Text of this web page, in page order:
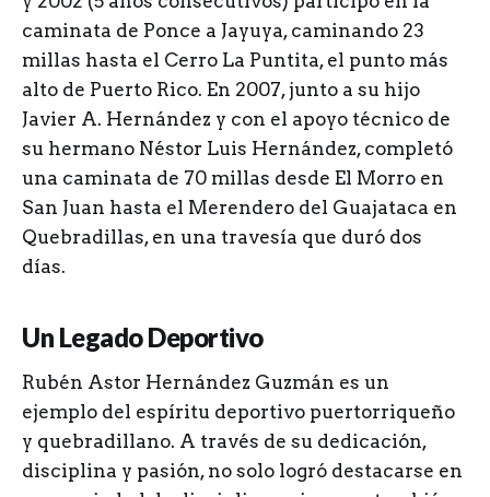
caminata de Ponce a Jayuya, caminando 23
millas hasta el Cerro La Puntita, el punto más
alto de Puerto Rico. En 2007, junto a su hijo
Javier A. Hernández y con el apoyo técnico de
su hermano Néstor Luis Hernández, completó
una caminata de 70 millas desde El Morro en
San Juan hasta el Merendero del Guajataca en
Quebradillas, en una travesía que duró dos
días.
Un Legado Deportivo
Rubén Astor Hernández Guzmán es un
ejemplo del espíritu deportivo puertorriqueño
y quebradillano. A través de su dedicación,
disciplina y pasión, no solo logró destacarse en